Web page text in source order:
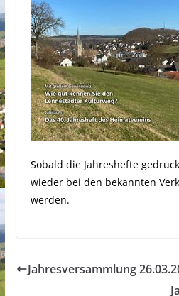
Sobald die Jahreshefte
wieder bei den bekannten
werden.
Jahresversammlung